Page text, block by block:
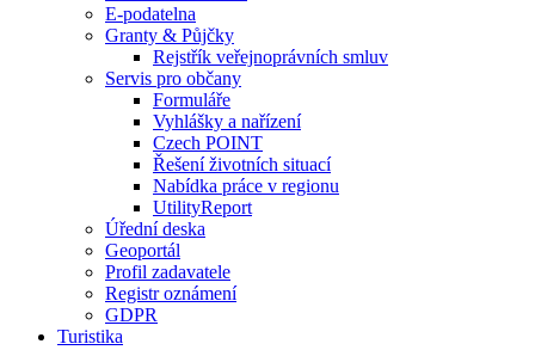
E-podatelna
Granty & Půjčky
Rejstřík veřejnoprávních smluv
Servis pro občany
Formuláře
Vyhlášky a nařízení
Czech POINT
Řešení životních situací
Nabídka práce v regionu
UtilityReport
Úřední deska
Geoportál
Profil zadavatele
Registr oznámení
GDPR
Turistika